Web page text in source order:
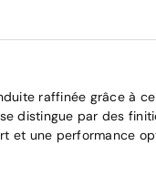
raffinée grâce à
distingue par des
et une performance